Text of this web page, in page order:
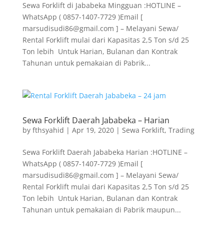
Sewa Forklift di Jababeka Mingguan :HOTLINE –
WhatsApp ( 0857-1407-7729 )Email [
marsudisudi86@gmail.com ] – Melayani Sewa/
Rental Forklift mulai dari Kapasitas 2,5 Ton s/d 25
Ton lebih Untuk Harian, Bulanan dan Kontrak
Tahunan untuk pemakaian di Pabrik...
Sewa Forklift Daerah Jababeka – Harian
by fthsyahid | Apr 19, 2020| Sewa Forklift, Trading
Sewa Forklift Daerah Jababeka Harian :HOTLINE –
WhatsApp ( 0857-1407-7729 )Email [
marsudisudi86@gmail.com ] – Melayani Sewa/
Rental Forklift mulai dari Kapasitas 2,5 Ton s/d 25
Ton lebih Untuk Harian, Bulanan dan Kontrak
Tahunan untuk pemakaian di Pabrik maupun...